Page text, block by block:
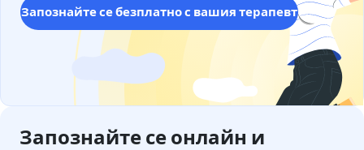
Запознайте се безплатно с вашия терапевт
Запознайте се онлайн и